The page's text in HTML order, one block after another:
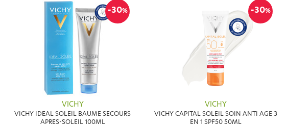
-30%
VICHY
VICHY IDEAL SOLEIL BAUME SECOURS
APRES-SOLEIL 100ML
-30%
VICHY
VICHY CAPITAL SOLEIL SOIN ANTI AGE 3
EN 1 SPF50 50ML